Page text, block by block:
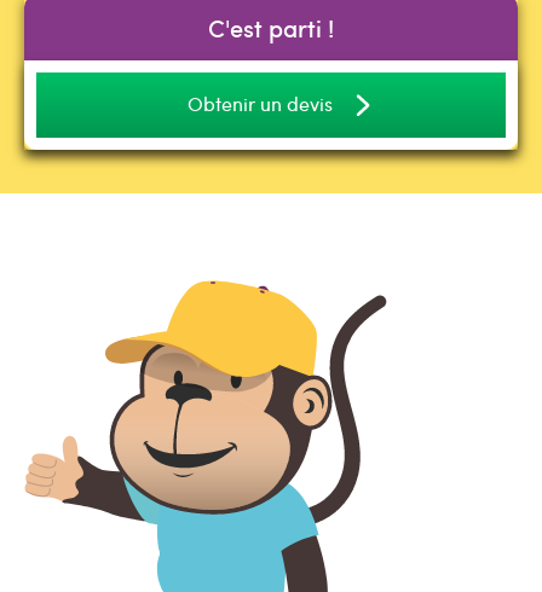
C'est parti !
Obtenir un devis